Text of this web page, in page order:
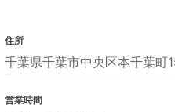
住所
千葉県千葉市中央区本千葉町
営業時間